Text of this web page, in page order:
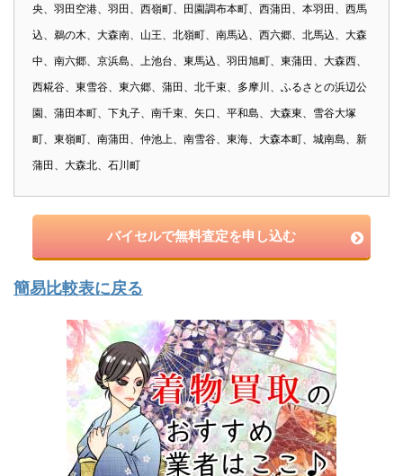
央、羽田空港、羽田、西嶺町、田園調布本町、西蒲田、本羽田、西馬
込、鵜の木、大森南、山王、北嶺町、南馬込、西六郷、北馬込、大森
中、南六郷、京浜島、上池台、東馬込、羽田旭町、東蒲田、大森西、
西糀谷、東雪谷、東六郷、蒲田、北千束、多摩川、ふるさとの浜辺公
園、蒲田本町、下丸子、南千束、矢口、平和島、大森東、雪谷大塚
町、東嶺町、南蒲田、仲池上、南雪谷、東海、大森本町、城南島、新
蒲田、大森北、石川町
バイセルで無料査定を申し込む
簡易比較表に戻る